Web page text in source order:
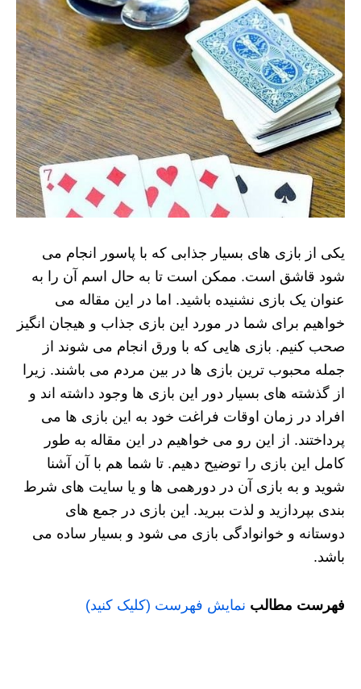
یکی از بازی های بسیار جذابی که با پاسور انجام می
شود قاشق است. ممکن است تا به حال اسم آن را به
عنوان یک بازی نشنیده باشید. اما در این مقاله می
خواهیم برای شما در مورد این بازی جذاب و هیجان انگیز
صحب کنیم. بازی هایی که با ورق انجام می شوند از
جمله محبوب ترین بازی ها در بین مردم می باشند. زیرا
از گذشته های بسیار دور این بازی ها وجود داشته اند و
افراد در زمان اوقات فراغت خود به این بازی ها می
پرداختند. از این رو می خواهیم در این مقاله به طور
کامل این بازی را توضیح دهیم. تا شما هم با آن آشنا
شوید و به بازی آن در دورهمی ها و یا سایت های شرط
بندی بپردازید و لذت ببرید. این بازی در جمع های
دوستانه و خوانوادگی بازی می شود و بسیار ساده می
باشد.
فهرست مطالب نمایش فهرست (کلیک کنید)